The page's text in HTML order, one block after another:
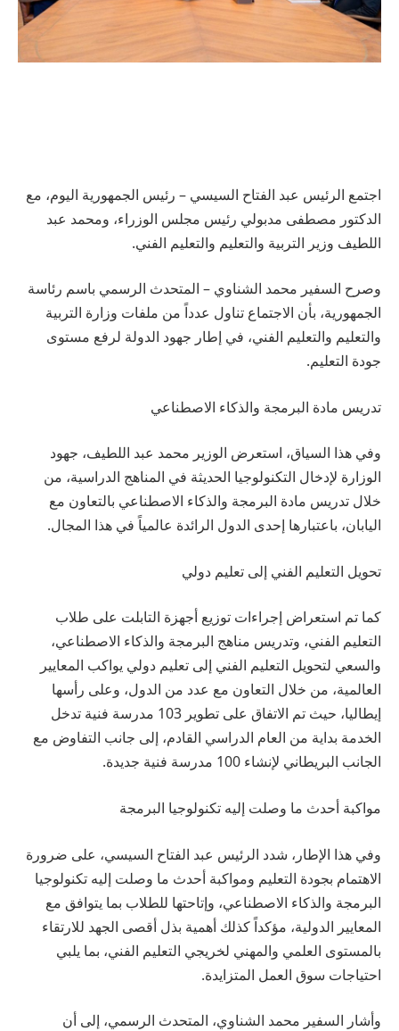
اجتمع الرئيس عبد الفتاح السيسي – رئيس الجمهورية اليوم، مع
الدكتور مصطفى مدبولي رئيس مجلس الوزراء، ومحمد عبد
اللطيف وزير التربية والتعليم والتعليم الفني.
وصرح السفير محمد الشناوي – المتحدث الرسمي باسم رئاسة
الجمهورية، بأن الاجتماع تناول عدداً من ملفات وزارة التربية
والتعليم والتعليم الفني، في إطار جهود الدولة لرفع مستوى
جودة التعليم.
تدريس مادة البرمجة والذكاء الاصطناعي
وفي هذا السياق، استعرض الوزير محمد عبد اللطيف، جهود
الوزارة لإدخال التكنولوجيا الحديثة في المناهج الدراسية، من
خلال تدريس مادة البرمجة والذكاء الاصطناعي بالتعاون مع
اليابان، باعتبارها إحدى الدول الرائدة عالمياً في هذا المجال.
تحويل التعليم الفني إلى تعليم دولي
كما تم استعراض إجراءات توزيع أجهزة التابلت على طلاب
التعليم الفني، وتدريس مناهج البرمجة والذكاء الاصطناعي،
والسعي لتحويل التعليم الفني إلى تعليم دولي يواكب المعايير
العالمية، من خلال التعاون مع عدد من الدول، وعلى رأسها
إيطاليا، حيث تم الاتفاق على تطوير 103 مدرسة فنية تدخل
الخدمة بداية من العام الدراسي القادم، إلى جانب التفاوض مع
الجانب البريطاني لإنشاء 100 مدرسة فنية جديدة.
مواكبة أحدث ما وصلت إليه تكنولوجيا البرمجة
وفي هذا الإطار، شدد الرئيس عبد الفتاح السيسي، على ضرورة
الاهتمام بجودة التعليم ومواكبة أحدث ما وصلت إليه تكنولوجيا
البرمجة والذكاء الاصطناعي، وإتاحتها للطلاب بما يتوافق مع
المعايير الدولية، مؤكداً كذلك أهمية بذل أقصى الجهد للارتقاء
بالمستوى العلمي والمهني لخريجي التعليم الفني، بما يلبي
احتياجات سوق العمل المتزايدة.
وأشار السفير محمد الشناوي، المتحدث الرسمي، إلى أن